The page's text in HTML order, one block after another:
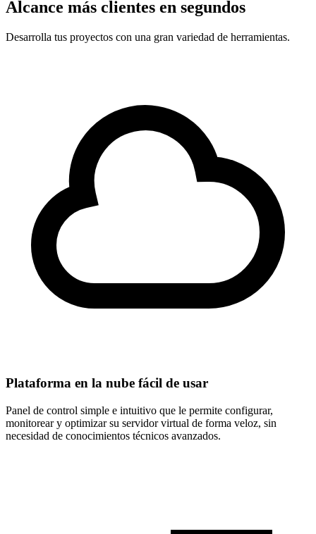
Alcance más clientes en segundos
Desarrolla tus proyectos con una gran variedad de herramientas.
Plataforma en la nube fácil de usar
Panel de control simple e intuitivo que le permite configurar,
monitorear y optimizar su servidor virtual de forma veloz, sin
necesidad de conocimientos técnicos avanzados.